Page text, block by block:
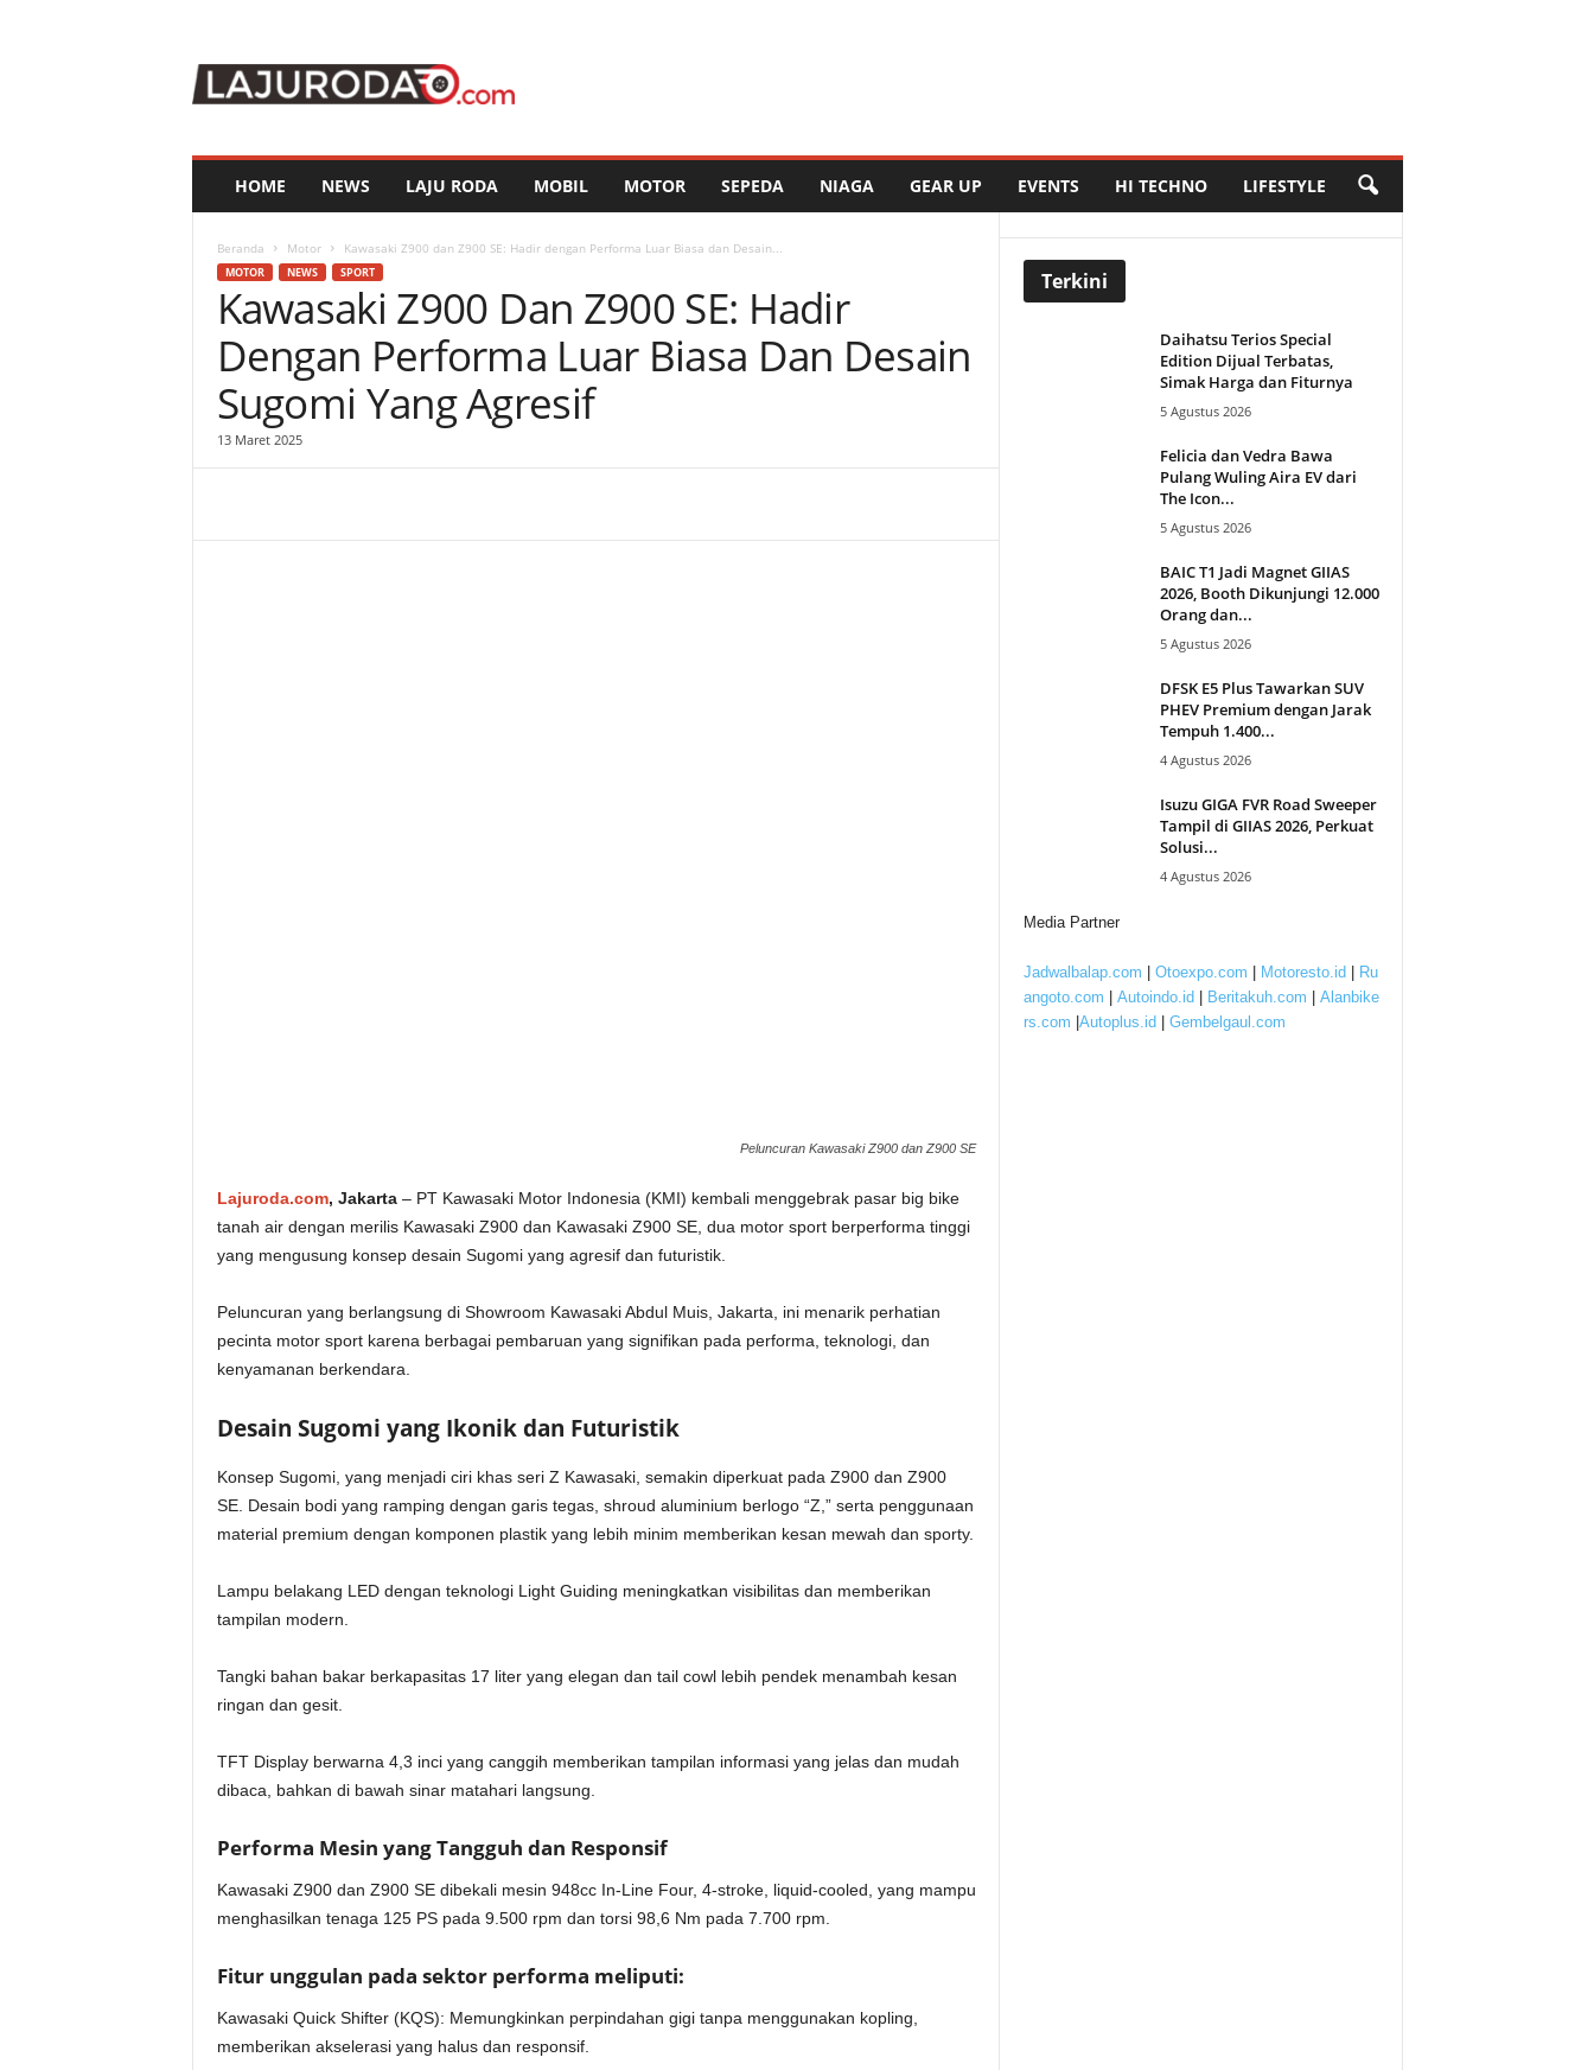
u
HOME NEWS LAJU RODA MOBIL MOTOR SEPEDA NIAGA GEAR UP EVENTS HI TECHNO LIFESTYLE
Beranda Motor Kawasaki Z900 dan Z900 SE: Hadir dengan Performa Luar Biasa dan Desain...
MOTOR NEWS SPORT
Kawasaki Z900 Dan Z900 SE: Hadir
Dengan Performa Luar Biasa Dan Desain
Sugomi Yang Agresif
13 Maret 2025
Peluncuran Kawasaki Z900 dan Z900 SE
Lajuroda.com, Jakarta– PT Kawasaki Motor Indonesia (KMI) kembali menggebrak pasar big bike
tanah air dengan merilis Kawasaki Z900 dan Kawasaki Z900 SE, dua motor sport berperforma tinggi
yang mengusung konsep desain Sugomi yang agresif dan futuristik.
Peluncuran yang berlangsung di Showroom Kawasaki Abdul Muis, Jakarta, ini menarik perhatian
pecinta motor sport karena berbagai pembaruan yang signifikan pada performa, teknologi, dan
kenyamanan berkendara.
Desain Sugomi yang Ikonik dan Futuristik
Konsep Sugomi, yang menjadi ciri khas seri Z Kawasaki, semakin diperkuat pada Z900 dan Z900
SE. Desain bodi yang ramping dengan garis tegas, shroud aluminium berlogo “Z,” serta penggunaan
material premium dengan komponen plastik yang lebih minim memberikan kesan mewah dan sporty.
Lampu belakang LED dengan teknologi Light Guiding meningkatkan visibilitas dan memberikan
tampilan modern.
Tangki bahan bakar berkapasitas 17 liter yang elegan dan tail cowl lebih pendek menambah kesan
ringan dan gesit.
TFT Display berwarna 4,3 inci yang canggih memberikan tampilan informasi yang jelas dan mudah
dibaca, bahkan di bawah sinar matahari langsung.
Performa Mesin yang Tangguh dan Responsif
Kawasaki Z900 dan Z900 SE dibekali mesin 948cc In-Line Four, 4-stroke, liquid-cooled, yang mampu
menghasilkan tenaga 125 PS pada 9.500 rpm dan torsi 98,6 Nm pada 7.700 rpm.
Fitur unggulan pada sektor performa meliputi:
Kawasaki Quick Shifter (KQS): Memungkinkan perpindahan gigi tanpa menggunakan kopling,
memberikan akselerasi yang halus dan responsif.
Terkini
Daihatsu Terios Special
Edition Dijual Terbatas,
Simak Harga dan Fiturnya
5 Agustus 2026
Felicia dan Vedra Bawa
Pulang Wuling Aira EV dari
The Icon...
5 Agustus 2026
BAIC T1 Jadi Magnet GIIAS
2026, Booth Dikunjungi 12.000
Orang dan...
5 Agustus 2026
DFSK E5 Plus Tawarkan SUV
PHEV Premium dengan Jarak
Tempuh 1.400...
4 Agustus 2026
Isuzu GIGA FVR Road Sweeper
Tampil di GIIAS 2026, Perkuat
Solusi...
4 Agustus 2026
Media Partner
Jadwalbalap.com Otoexpo.com Motoresto.id
Ru
angoto.com
Autoindo.id Beritakuh.com
Alanbike
rs.com Autoplus.id Gembelgaul.com